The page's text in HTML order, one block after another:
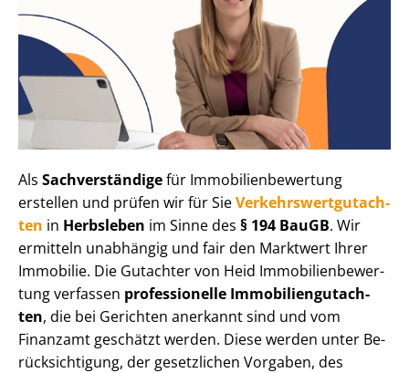
Als Sachverständigefür Im­mo­bi­li­en­be­wer­tung
erstellen und prüfen wir für SieVer­kehrs­wert­gut­ach­
ten in Herbsleben im Sinne des § 194 BauGB. Wir
ermitteln unabhängig und fair den Marktwert Ihrer
Immobilie. Die Gutachter von Heid Im­mo­bi­li­en­be­wer­
tung verfassen professionelle Im­mo­bi­li­en­gut­ach­
ten, die bei Gerichten anerkannt sind und vom
Finanzamt geschätzt werden. Diese werden unter Be­
rück­sich­ti­gung, der gesetzlichen Vorgaben, des